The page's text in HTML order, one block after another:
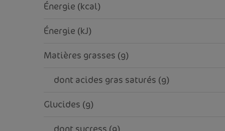
Énergie (kcal)
Énergie (kJ)
Matières grasses (g)
     dont acides gras saturés (g)
Glucides (g)
     dont sucress (g)